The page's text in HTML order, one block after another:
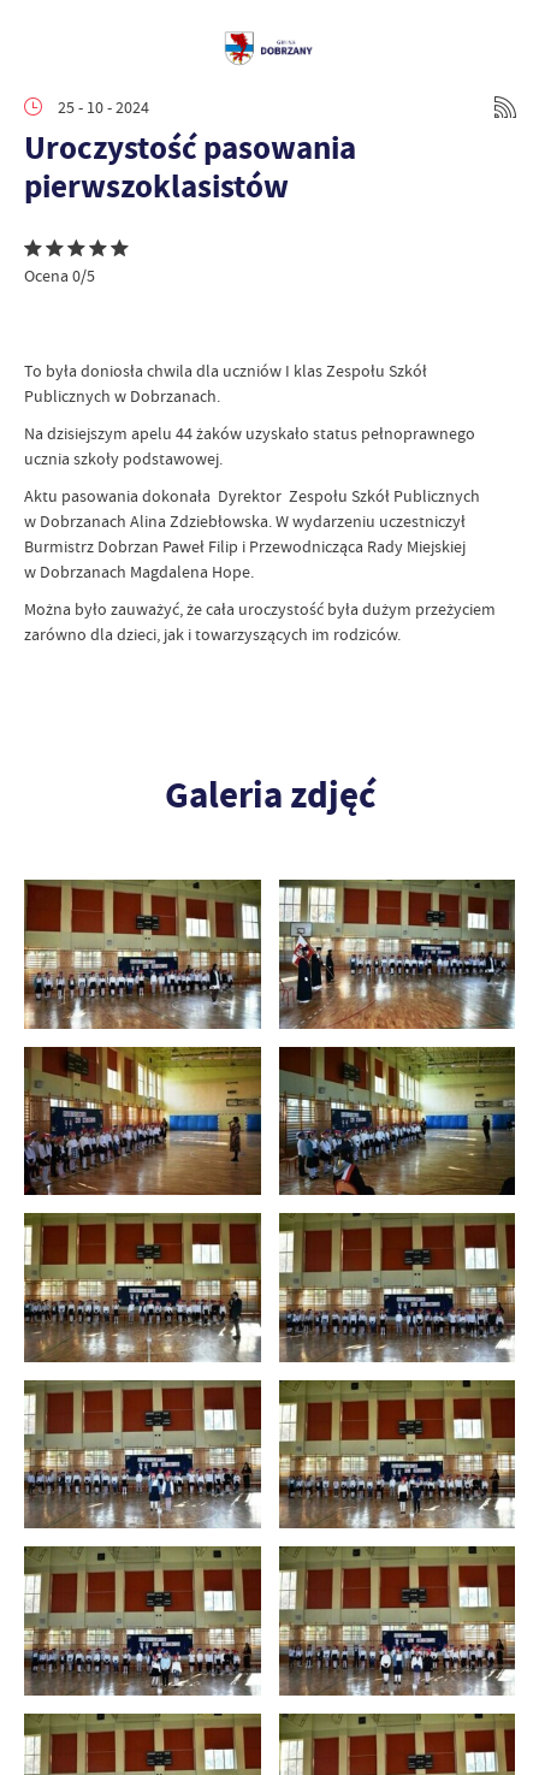
25 - 10 - 2024
Uroczystość pasowania
pierwszoklasistów
Ocena 0/5
To była doniosła chwila dla uczniów I klas Zespołu Szkół
Publicznych w Dobrzanach.
Na dzisiejszym apelu 44 żaków uzyskało status pełnoprawnego
ucznia szkoły podstawowej.
Aktu pasowania dokonała Dyrektor Zespołu Szkół Publicznych
w Dobrzanach Alina Zdziebłowska. W wydarzeniu uczestniczył
Burmistrz Dobrzan Paweł Filip i Przewodnicząca Rady Miejskiej
w Dobrzanach Magdalena Hope.
Można było zauważyć, że cała uroczystość była dużym przeżyciem
zarówno dla dzieci, jak i towarzyszących im rodziców.
Galeria zdjęć